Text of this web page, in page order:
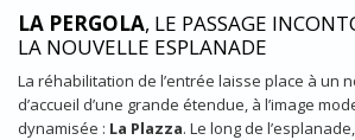
LA PERGOLA, LE PASSAGE
LA NOUVELLE ESPLANADE
La réhabilitation de l’entrée laisse place à un
d’accueil d’une grande étendue, à l’image
dynamisée : La Plazza. Le long de